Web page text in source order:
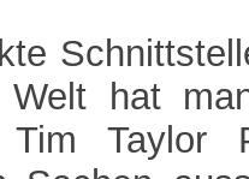
Welt hat
Tim Taylor